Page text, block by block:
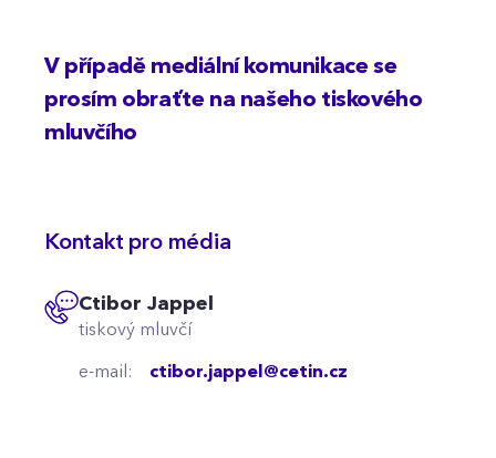
V případě mediální komunikace se
prosím obraťte na našeho tiskového
mluvčího
Kontakt pro média
Ctibor Jappel
tiskový mluvčí
e-mail: ctibor.jappel@cetin.cz